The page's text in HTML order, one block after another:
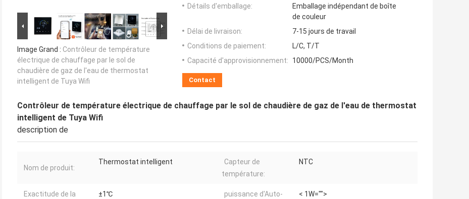
Image Grand : Contrôleur de température
électrique de chauffage par le sol de
chaudière de gaz de l'eau de thermostat
intelligent de Tuya Wifi
Détails d'emballage:
Emballage indépendant de boîte
de couleur
Délai de livraison:
7-15 jours de travail
Conditions de paiement:
L/C, T/T
Capacité d'approvisionnement:
10000/PCS/Month
Contact
Contrôleur de température électrique de chauffage par le sol de chaudière de gaz de l'eau de thermostat
intelligent de Tuya Wifi
description de
Nom de produit:
Thermostat intelligent
Capteur de
température:
NTC
Exactitude de la
±1℃
puissance d'Auto-
< 1W="">